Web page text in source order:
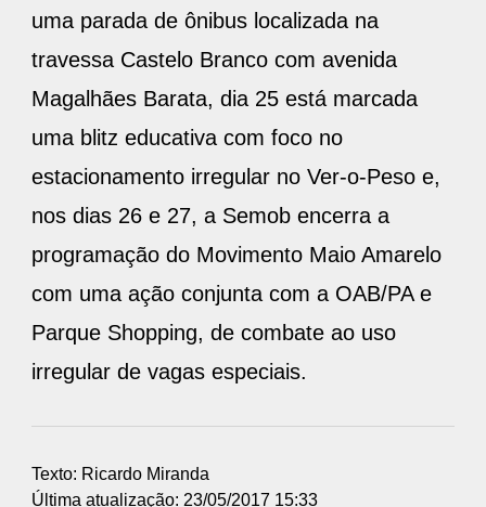
uma parada de ônibus localizada na
travessa Castelo Branco com avenida
Magalhães Barata, dia 25 está marcada
uma blitz educativa com foco no
estacionamento irregular no Ver-o-Peso e,
nos dias 26 e 27, a Semob encerra a
programação do Movimento Maio Amarelo
com uma ação conjunta com a OAB/PA e
Parque Shopping, de combate ao uso
irregular de vagas especiais.
Texto: Ricardo Miranda
Última atualização: 23/05/2017 15:33